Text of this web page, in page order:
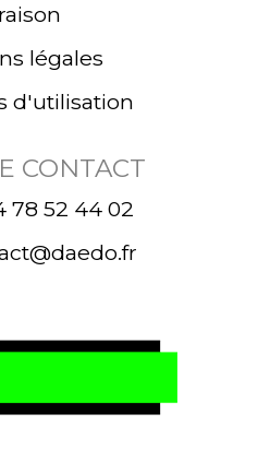
légales
d'utilisation
CONTACT
78 52 44 02